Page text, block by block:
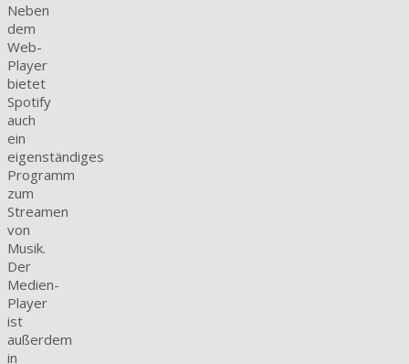
Neben
dem
Web-
Player
bietet
Spotify
auch
ein
eigenständiges
Programm
zum
Streamen
von
Musik.
Der
Medien-
Player
ist
außerdem
in